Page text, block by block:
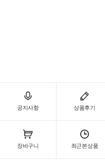
공지사항 상품후기
장바구니 최근본상품